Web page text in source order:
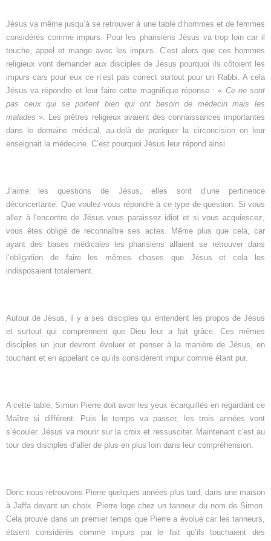
Jésus va même jusqu’à se retrouver à une table d’hommes et de femmes
considérés comme impurs. Pour les pharisiens Jésus va trop loin car il
touche, appel et mange avec les impurs. C’est alors que ces hommes
religieux vont demander aux disciples de Jésus pourquoi ils côtoient les
impurs cars pour eux ce n’est pas correct surtout pour un Rabbi. A cela
Jésus va répondre et leur faire cette magnifique réponse : « Ce ne sont
pas ceux qui se portent bien qui ont besoin de médecin mais les
malades ». Les prêtres religieux avaient des connaissances importantes
dans le domaine médical, au-delà de pratiquer la circoncision on leur
enseignait la médecine. C’est pourquoi Jésus leur répond ainsi.
J’aime les questions de Jésus, elles sont d’une pertinence
déconcertante. Que voulez-vous répondre à ce type de question. Si vous
allez à l’encontre de Jésus vous paraissez idiot et si vous acquiescez,
vous êtes obligé de reconnaître ses actes. Même plus que cela, car
ayant des bases médicales les pharisiens allaient se retrouver dans
l’obligation de faire les mêmes choses que Jésus et cela les
indisposaient totalement.
Autour de Jésus, il y a ses disciples qui entendent les propos de Jésus
et surtout qui comprennent que Dieu leur a fait grâce. Ces mêmes
disciples un jour devront évoluer et penser à la manière de Jésus, en
touchant et en appelant ce qu’ils considèrent impur comme étant pur.
A cette table, Simon Pierre doit avoir les yeux écarquillés en regardant ce
Maître si différent. Puis le temps va passer, les trois années vont
s’écouler. Jésus va mourir sur la croix et ressusciter. Maintenant c'est au
tour des disciples d’aller de plus en plus loin dans leur compréhension.
Donc nous retrouvons Pierre quelques années plus tard, dans une maison
à Jaffa devant un choix. Pierre loge chez un tanneur du nom de Simon.
Cela prouve dans un premier temps que Pierre a évolué car les tanneurs,
étaient considérés comme impurs par le fait qu’ils touchaient des